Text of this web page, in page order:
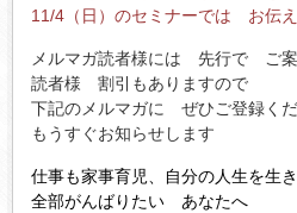
11/4（日）のセミナーでは お伝え
メルマガ読者様には 先行で ご案
読者様 割引もありますので
下記のメルマガに ぜひご登録く
もうすぐお知らせします
仕事も家事育児、自分の人生を生き
全部がんばりたい あなたへ